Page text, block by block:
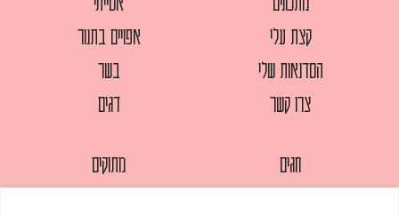
קצת עלי
הסדנאות שלי
צרו קשר
אפויים בתנור
בשר
דגים
חגים
מתוקים